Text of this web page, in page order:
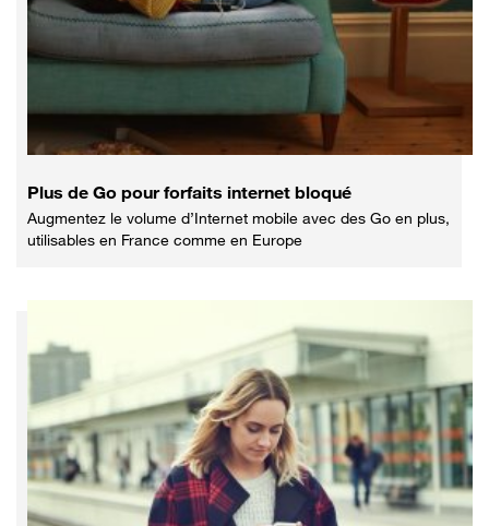
Plus de Go pour forfaits internet bloqué
Augmentez le volume d’Internet mobile avec des Go en plus,
utilisables en France comme en Europe